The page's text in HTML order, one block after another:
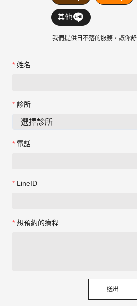
其他
我們提供日不落的服務，讓你
姓名
診所
電話
LineID
想預約的療程
送出